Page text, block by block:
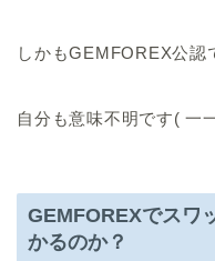
しかもGEMFOREX公認
自分も意味不明です( 一
GEMFOREXでスワ
かるのか？